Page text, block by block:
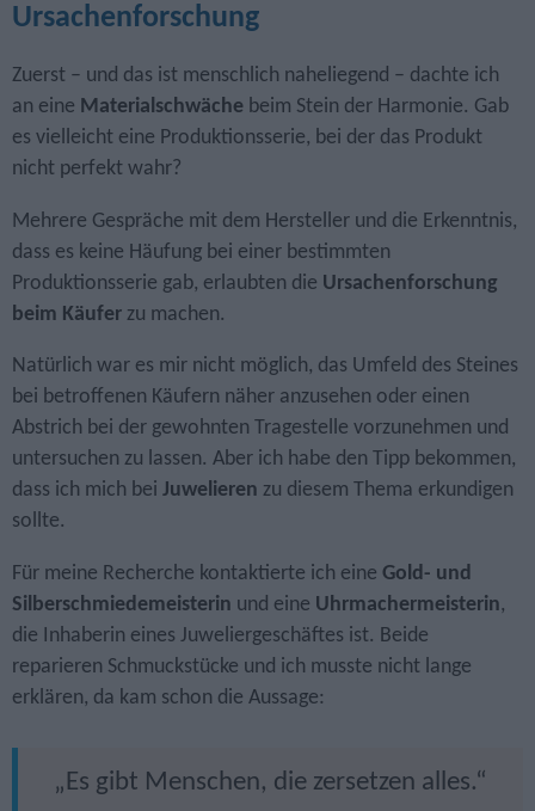
Ursachenforschung
Zuerst – und das ist menschlich naheliegend – dachte ich
an eine Materialschwäche beim Stein der Harmonie. Gab
es vielleicht eine Produktionsserie, bei der das Produkt
nicht perfekt wahr?
Mehrere Gespräche mit dem Hersteller und die Erkenntnis,
dass es keine Häufung bei einer bestimmten
Produktionsserie gab, erlaubten die Ursachen­forschung
beim Käufer zu machen.
Natürlich war es mir nicht möglich, das Umfeld des Steines
bei betroffenen Käufern näher anzusehen oder einen
Abstrich bei der gewohnten Tragestelle vorzunehmen und
untersuchen zu lassen. Aber ich habe den Tipp bekommen,
dass ich mich bei Juwelieren zu diesem Thema erkundigen
sollte.
Für meine Recherche kontaktierte ich eine Gold- und
Silberschmiedemeisterin und eine Uhrmachermeisterin,
die Inhaberin eines Juweliergeschäftes ist. Beide
reparieren Schmuckstücke und ich musste nicht lange
erklären, da kam schon die Aussage:
„Es gibt Menschen, die zersetzen alles.“